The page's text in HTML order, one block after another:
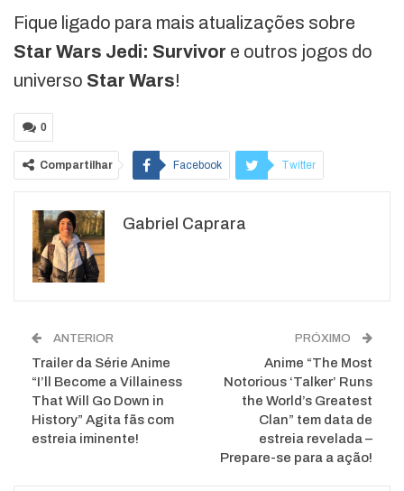
Fique ligado para mais atualizações sobre
Star Wars Jedi: Survivor e outros jogos do
universo Star Wars!
0
Compartilhar Facebook Twitter
WhatsApp
Gabriel Caprara
ANTERIOR
Trailer da Série Anime
“I’ll Become a Villainess
That Will Go Down in
History” Agita fãs com
estreia iminente!
PRÓXIMO
Anime “The Most
Notorious ‘Talker’ Runs
the World’s Greatest
Clan” tem data de
estreia revelada –
Prepare-se para a ação!